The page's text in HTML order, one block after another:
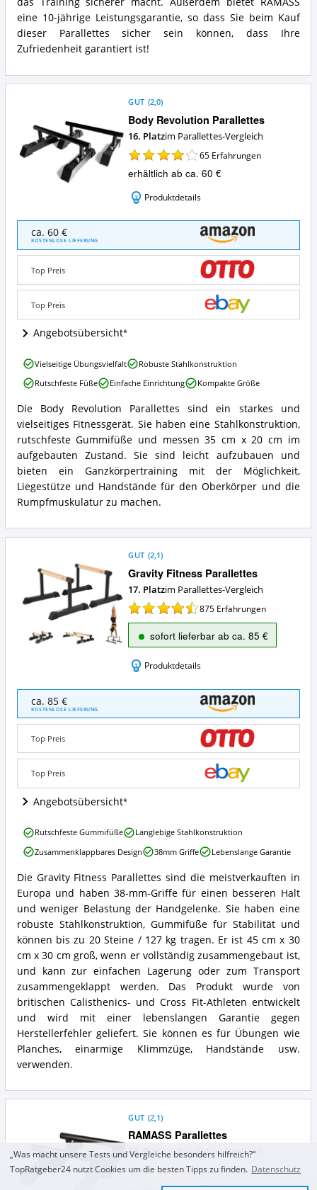
eine 10-jährige Leistungsgarantie, so dass Sie beim Kauf
dieser Parallettes sicher sein können, dass Ihre
Zufriedenheit garantiert ist!
Body Revolution Parallettes
GUT (2,0)
16. Platzim Parallettes-Vergleich
65 Erfahrungen
erhältlich ab ca. 60 €
Produktdetails
Revolution
Parallettes
Angebote:
ist
Parallettes
erhältlich?
ca. 60 €
KOSTENLOSE LIEFERUNG
Top Preis
Top Preis
Angebotsübersicht
Body
Revolution
Parallettes
Zusammenfassung:
Was
bietet
Parallettes?
Die Body Revolution Parallettes sind ein starkes und
vielseitiges Fitnessgerät. Sie haben eine Stahlkonstruktion,
rutschfeste Gummifüße und messen 35 cm x 20 cm im
aufgebauten Zustand. Sie sind leicht aufzubauen und
bieten ein Ganzkörpertraining mit der Möglichkeit,
Liegestütze und Handstände für den Oberkörper und die
Rumpfmuskulatur zu machen.
Body
Revolution
Parallettes
Was
spricht
für
Parallettes?
Vielseitige Übungsvielfalt
Robuste Stahlkonstruktion
Rutschfeste Füße
Einfache Einrichtung Kompakte Größe
Gravity Fitness Parallettes
GUT (2,1)
17. Platzim Parallettes-Vergleich
875 Erfahrungen
sofort lieferbar ab ca. 85 €
Produktdetails
Fitness
Parallettes
Angebote:
ist
Parallettes
erhältlich?
ca. 85 €
KOSTENLOSE LIEFERUNG
Top Preis
Top Preis
Angebotsübersicht
Gravity
Fitness
Parallettes
Zusammenfassung:
Was
bietet
Parallettes?
Die Gravity Fitness Parallettes sind die meistverkauften in
Europa und haben 38-mm-Griffe für einen besseren Halt
und weniger Belastung der Handgelenke. Sie haben eine
robuste Stahlkonstruktion, Gummifüße für Stabilität und
können bis zu 20 Steine / 127 kg tragen. Er ist 45 cm x 30
cm x 30 cm groß, wenn er vollständig zusammengebaut ist,
und kann zur einfachen Lagerung oder zum Transport
zusammengeklappt werden. Das Produkt wurde von
britischen Calisthenics- und Cross Fit-Athleten entwickelt
und wird mit einer lebenslangen Garantie gegen
Herstellerfehler geliefert. Sie können es für Übungen wie
Planches, einarmige Klimmzüge, Handstände usw.
verwenden.
Gravity
Fitness
Parallettes
Was
spricht
für
Parallettes?
Rutschfeste Gummifüße
Langlebige Stahlkonstruktion
Zusammenklappbares Design
38mm Griffe Lebenslange Garantie
RAMASS Parallettes
GUT (2,1)
18. Platzim Parallettes-Vergleich
157 Erfahrungen
„Was macht unsere Tests und Vergleiche besonders hilfreich?“
TopRatgeber24 nutzt Cookies um die besten Tipps zu finden. Datenschutz